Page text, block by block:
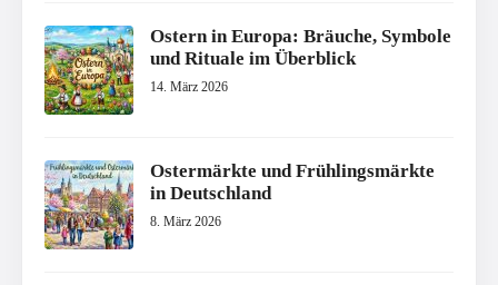
Ostern in Europa: Bräuche, Symbole
und Rituale im Überblick
14. März 2026
Ostermärkte und Frühlingsmärkte
in Deutschland
8. März 2026